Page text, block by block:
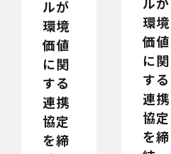
ルが
環境
価値
に関
する
連携
協定
を締
環境
価値
に関
する
連携
協定
を締